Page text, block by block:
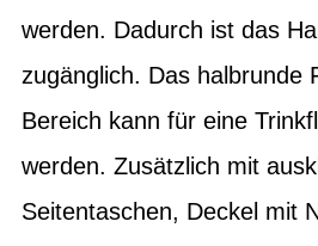
werden. Dadurch ist das
zugänglich. Das halbrunde
Bereich kann für eine
werden. Zusätzlich mit
Seitentaschen, Deckel mit